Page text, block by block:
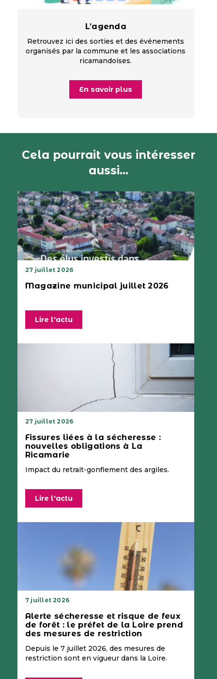
L’agenda
Retrouvez ici des sorties et des événements
organisés par la commune et les associations
ricamandoises.
En savoir plus
Cela pourrait vous intéresser
aussi...
27 juillet 2026
Magazine municipal juillet 2026
Lire l'actu
27 juillet 2026
Fissures liées à la sécheresse :
nouvelles obligations à La
Ricamarie
Impact du retrait-gonflement des argiles.
Lire l'actu
7 juillet 2026
Alerte sécheresse et risque de feux
de forêt : le préfet de la Loire prend
des mesures de restriction
Depuis le 7 juillet 2026, des mesures de
restriction sont en vigueur dans la Loire.